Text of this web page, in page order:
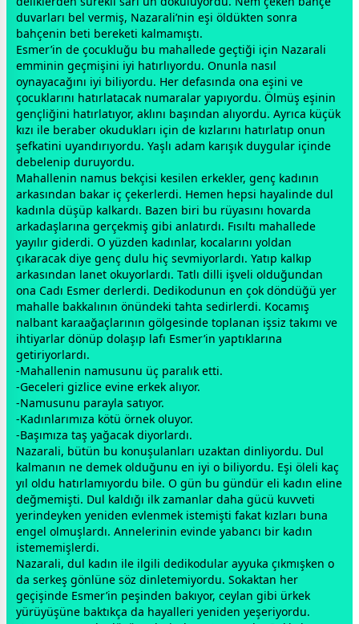
duvarları bel vermiş, Nazarali’nin eşi öldükten sonra
bahçenin beti bereketi kalmamıştı.
Esmer’in de çocukluğu bu mahallede geçtiği için Nazarali
emminin geçmişini iyi hatırlıyordu. Onunla nasıl
oynayacağını iyi biliyordu. Her defasında ona eşini ve
çocuklarını hatırlatacak numaralar yapıyordu. Ölmüş eşinin
gençliğini hatırlatıyor, aklını başından alıyordu. Ayrıca küçük
kızı ile beraber okudukları için de kızlarını hatırlatıp onun
şefkatini uyandırıyordu. Yaşlı adam karışık duygular içinde
debelenip duruyordu.
Mahallenin namus bekçisi kesilen erkekler, genç kadının
arkasından bakar iç çekerlerdi. Hemen hepsi hayalinde dul
kadınla düşüp kalkardı. Bazen biri bu rüyasını hovarda
arkadaşlarına gerçekmiş gibi anlatırdı. Fısıltı mahallede
yayılır giderdi. O yüzden kadınlar, kocalarını yoldan
çıkaracak diye genç dulu hiç sevmiyorlardı. Yatıp kalkıp
arkasından lanet okuyorlardı. Tatlı dilli işveli olduğundan
ona Cadı Esmer derlerdi. Dedikodunun en çok döndüğü yer
mahalle bakkalının önündeki tahta sedirlerdi. Kocamış
nalbant karaağaçlarının gölgesinde toplanan işsiz takımı ve
ihtiyarlar dönüp dolaşıp lafı Esmer’in yaptıklarına
getiriyorlardı.
-Mahallenin namusunu üç paralık etti.
-Geceleri gizlice evine erkek alıyor.
-Namusunu parayla satıyor.
-Kadınlarımıza kötü örnek oluyor.
-Başımıza taş yağacak diyorlardı.
Nazarali, bütün bu konuşulanları uzaktan dinliyordu. Dul
kalmanın ne demek olduğunu en iyi o biliyordu. Eşi öleli kaç
yıl oldu hatırlamıyordu bile. O gün bu gündür eli kadın eline
değmemişti. Dul kaldığı ilk zamanlar daha gücü kuvveti
yerindeyken yeniden evlenmek istemişti fakat kızları buna
engel olmuşlardı. Annelerinin evinde yabancı bir kadın
istememişlerdi.
Nazarali, dul kadın ile ilgili dedikodular ayyuka çıkmışken o
da serkeş gönlüne söz dinletemiyordu. Sokaktan her
geçişinde Esmer’in peşinden bakıyor, ceylan gibi ürkek
yürüyüşüne baktıkça da hayalleri yeniden yeşeriyordu.